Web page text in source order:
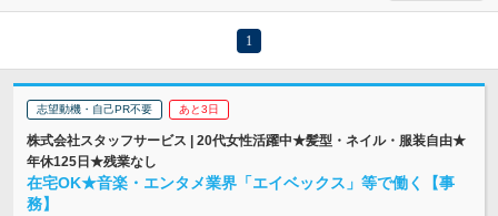
1
志望動機・自己PR不要 あと3日
株式会社スタッフサービス | 20代女性活躍中★髪型・ネイル・服装自由★
年休125日★残業なし
在宅OK★音楽・エンタメ業界「エイベックス」等で働く【事
務】